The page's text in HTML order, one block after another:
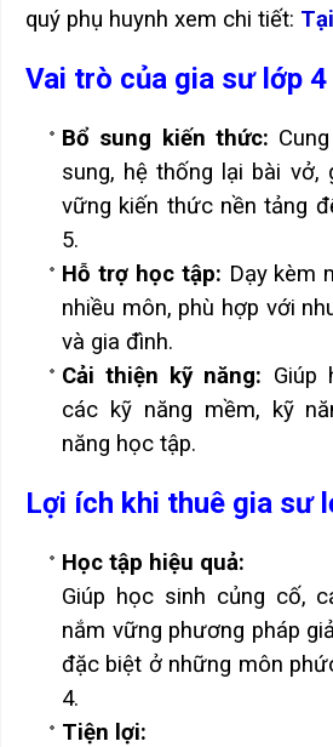
quý phụ huynh xem chi tiết:
Vai trò của gia sư lớp
Bổ sung kiến thức:
sung, hệ thống lại bài vở,
vững kiến thức nền tảng
5.
Hỗ trợ học tập: Dạy kèm
nhiều môn, phù hợp với
và gia đình.
Cải thiện kỹ năng: Giúp
các kỹ năng mềm, kỹ
năng học tập.
Lợi ích khi thuê gia sư
Học tập hiệu quả:
Giúp học sinh củng cố,
nắm vững phương pháp
đặc biệt ở những môn
4.
Tiện lợi: